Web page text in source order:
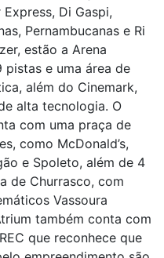
Di Gaspi,
Pernambucanas e Ri
estão a Arena
e uma área de
além do Cinemark,
alta tecnologia. O
com uma praça de
como McDonald’s,
e Spoleto, além de 4
de Churrasco, com
Vassoura
também conta com
que reconhece que